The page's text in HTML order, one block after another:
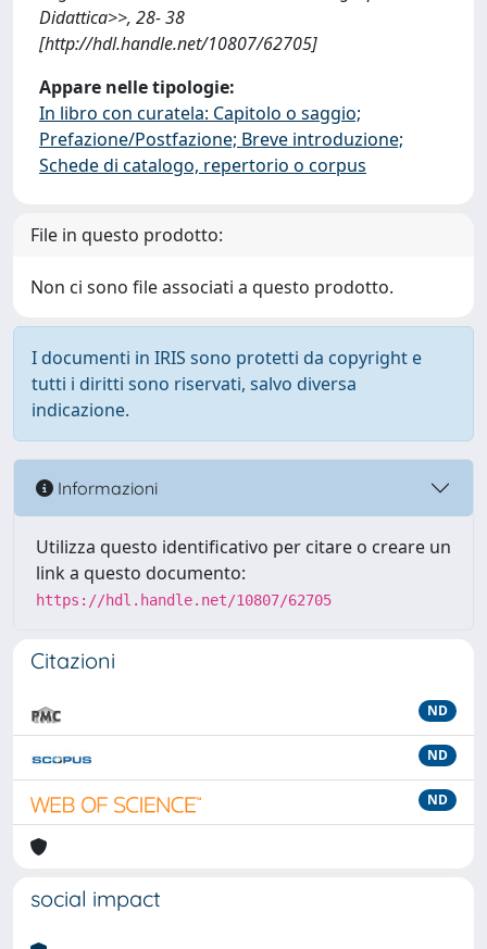
Didattica>>, 28- 38
[http://hdl.handle.net/10807/62705]
Appare nelle tipologie:
In libro con curatela: Capitolo o saggio;
Prefazione/Postfazione; Breve introduzione;
Schede di catalogo, repertorio o corpus
File in questo prodotto:
Non ci sono file associati a questo prodotto.
I documenti in IRIS sono protetti da copyright e
tutti i diritti sono riservati, salvo diversa
indicazione.
Informazioni
Utilizza questo identificativo per citare o creare un
link a questo documento:
https://hdl.handle.net/10807/62705
Citazioni
ND
ND
ND
social impact